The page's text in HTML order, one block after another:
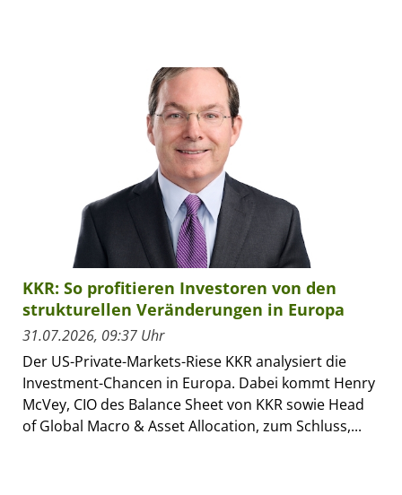
KKR: So profitieren Investoren von den
strukturellen Veränderungen in Europa
31.07.2026, 09:37 Uhr
Der US-Private-Markets-Riese KKR analysiert die
Investment-Chancen in Europa. Dabei kommt Henry
McVey, CIO des Balance Sheet von KKR sowie Head
of Global Macro & Asset Allocation, zum Schluss,...